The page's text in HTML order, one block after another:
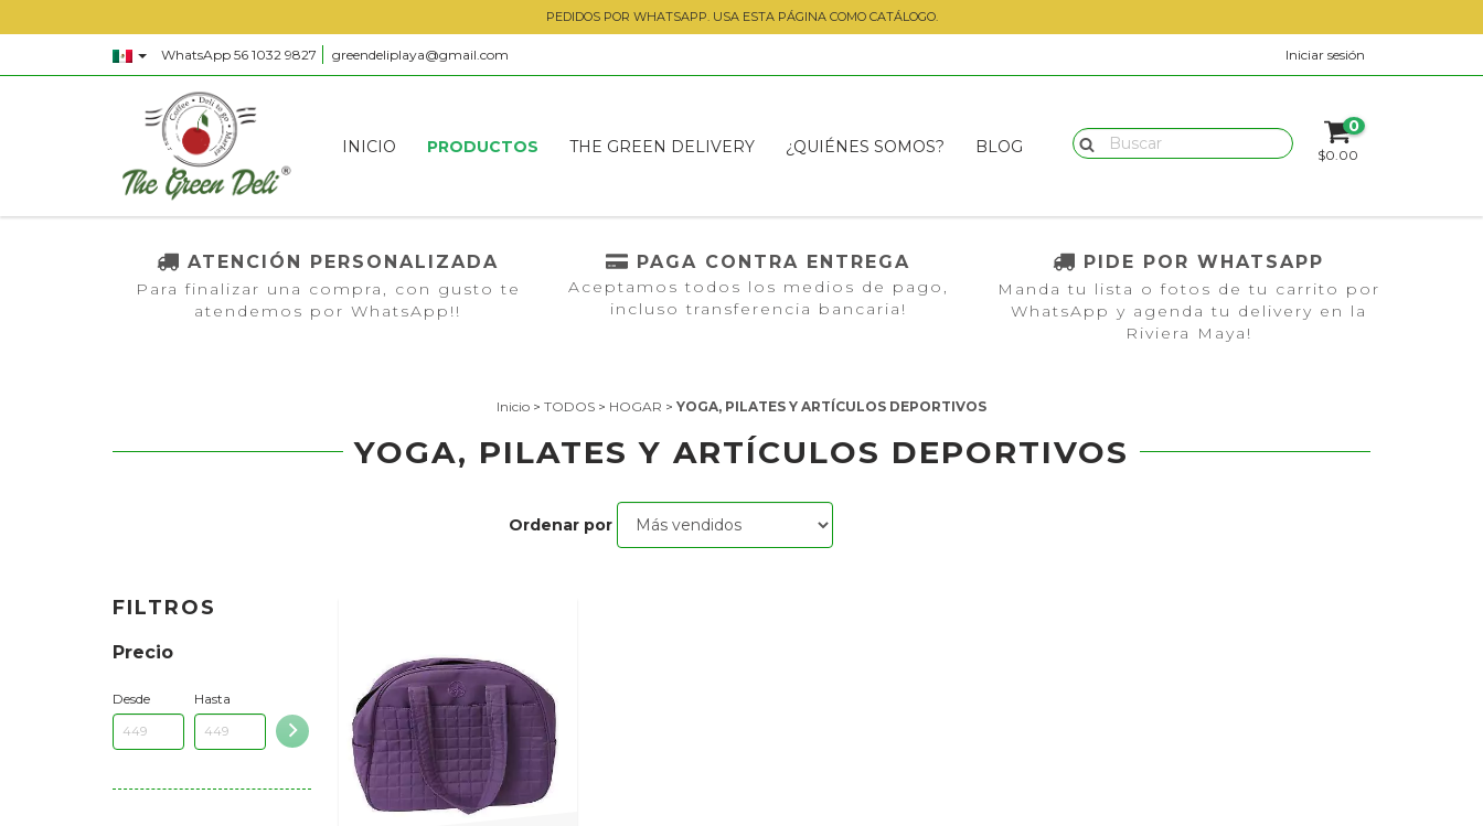
PEDIDOS POR WHATSAPP. USA ESTA PÁGINA COMO CATÁLOGO.
WhatsApp 56 1032 9827 greendeliplaya@gmail.com Iniciar sesión
INICIO PRODUCTOS THE GREEN DELIVERY ¿QUIÉNES SOMOS? BLOG
0
$0.00
ATENCIÓN PERSONALIZADA
Para finalizar una compra, con gusto te
atendemos por WhatsApp!!
PAGA CONTRA ENTREGA
Aceptamos todos los medios de pago,
incluso transferencia bancaria!
PIDE POR WHATSAPP
Manda tu lista o fotos de tu carrito por
WhatsApp y agenda tu delivery en la
Riviera Maya!
Inicio > TODOS > HOGAR > YOGA, PILATES Y ARTÍCULOS DEPORTIVOS
YOGA, PILATES Y ARTÍCULOS DEPORTIVOS
Ordenar por
FILTROS
Precio
Desde Hasta